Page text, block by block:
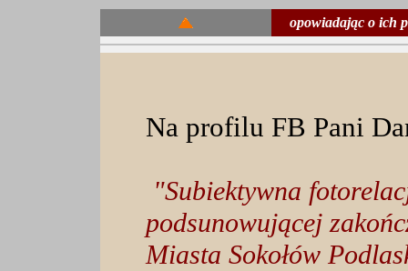
opowiadając o ich
Na profilu FB Pani
"Subiektywna
podsunowującej
Miasta Sokołów